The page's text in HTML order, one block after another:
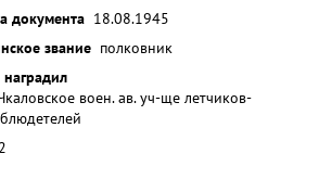
документа 18.08.1945
звание полковник
воен. ав. уч-ще летчиков-